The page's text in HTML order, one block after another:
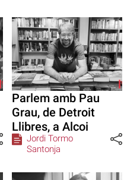
Parlem amb Pau
Grau, de Detroit
Llibres, a Alcoi
Jordi Tormo
Santonja